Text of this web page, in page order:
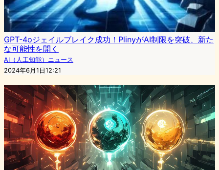
GPT-4oジェイルブレイク成功！PlinyがAI制限を突破、新た
な可能性を開く
AI（人工知能）ニュース
2024年6月1日12:21